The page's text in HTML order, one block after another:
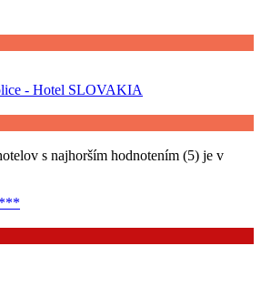
- Hotel SLOVAKIA
s najhorším hodnotením (5) je v